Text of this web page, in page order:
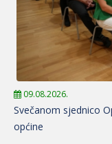
09.08.2026.
Svečanom sjednico
općine